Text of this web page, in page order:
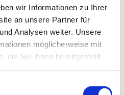
wir Informationen zu Ihrer
an unsere Partner für
Analysen weiter. Unsere
möglicherweise mit
die Sie ihnen bereitgestellt